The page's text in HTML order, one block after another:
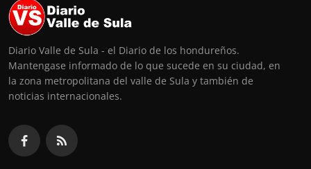
Diario Valle de Sula - el Diario de los hondureños.
Mantengase informado de lo que sucede en su ciudad, en
la zona metropolitana del valle de Sula y también de
noticias internacionales.